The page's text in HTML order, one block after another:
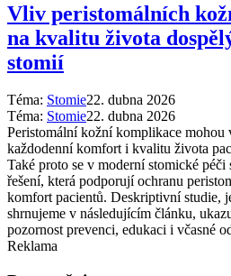
Vliv peristomálních
na kvalitu života
stomií
Téma: Stomie22. dubna 2026
Téma: Stomie22. dubna 2026
Peristomální kožní komplikace
každodenní komfort i kvalitu života
Také proto se v moderní stomické
řešení, která podporují ochranu
komfort pacientů. Deskriptivní studie,
shrnujeme v následujícím článku,
pozornost prevenci, edukaci i včasné
Reklama